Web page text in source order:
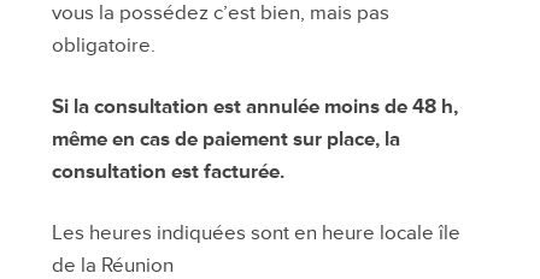
vous la possédez c’est bien, mais pas
obligatoire.
Si la consultation est annulée moins de 48 h,
même en cas de paiement sur place, la
consultation est facturée.
Les heures indiquées sont en heure locale île
de la Réunion